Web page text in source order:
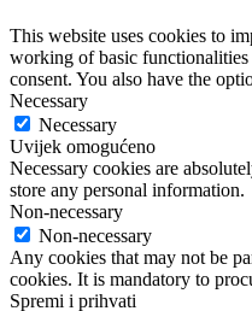
This website uses cookies to
working of basic functionalities
consent. You also have the
Necessary
Necessary
Uvijek omogućeno
Necessary cookies are
store any personal information.
Non-necessary
Non-necessary
Any cookies that may not be
cookies. It is mandatory to
Spremi i prihvati